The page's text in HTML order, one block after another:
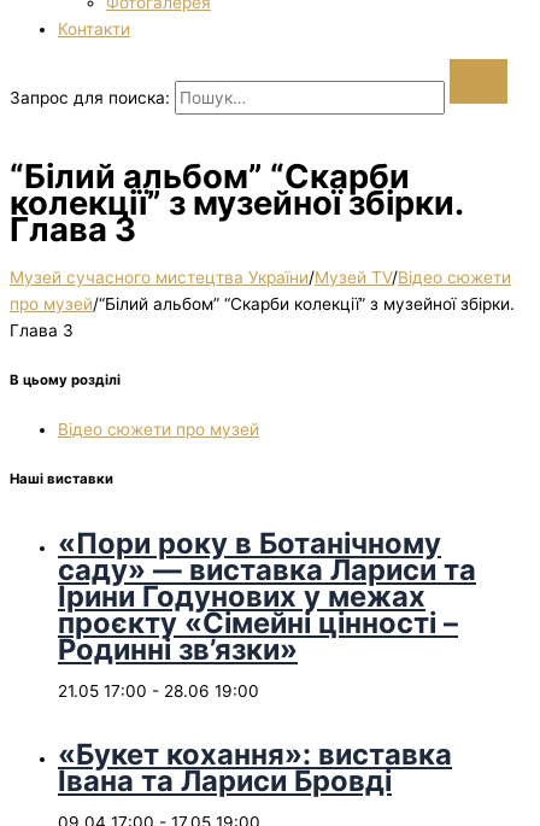
Контакти
Запрос для поиска:
“Білий альбом” “Скарби
колекції” з музейної збірки.
Глава 3
Музей сучасного мистецтва України/Музей TV/Відео сюжети
про музей/“Білий альбом” “Скарби колекції” з музейної збірки.
Глава 3
В цьому розділі
Відео сюжети про музей
Наші виставки
«Пори року в Ботанічному
саду» — виставка Лариси та
Ірини Годунових у межах
проєкту «Сімейні цінності –
Родинні зв’язки»
21.05 17:00 - 28.06 19:00
«Букет кохання»: виставка
Івана та Лариси Бровді